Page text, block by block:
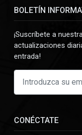
BOLETÍN
¡Suscríbete a
actualizaciones
entrada!
CONÉCTATE